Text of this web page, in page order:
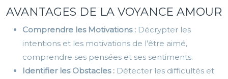
AVANTAGES DE LA VOYANCE AMOUR
Comprendre les Motivations : Décrypter les
intentions et les motivations de l’être aimé,
comprendre ses pensées et ses sentiments.
Identifier les Obstacles : Détecter les difficultés et